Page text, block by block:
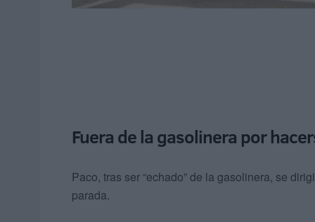
Fuera de la gasolinera por
Paco, tras ser “echado” de la gasolinera, se
parada.